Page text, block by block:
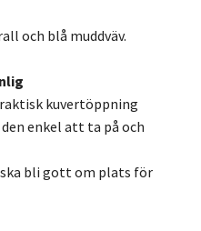
och blå muddväv.
kuvertöppning
enkel att ta på och
bli gott om plats för